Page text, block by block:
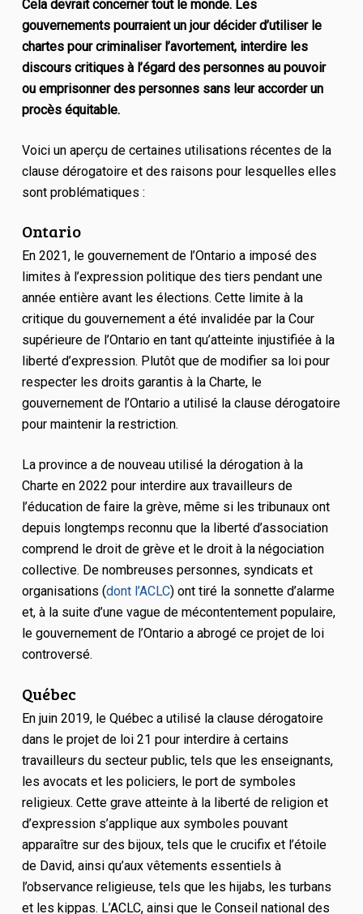
Cela devrait concerner tout le monde. Les
gouvernements pourraient un jour décider d’utiliser le
chartes pour criminaliser l’avortement, interdire les
discours critiques à l’égard des personnes au pouvoir
ou emprisonner des personnes sans leur accorder un
procès équitable.
Voici un aperçu de certaines utilisations récentes de la
clause dérogatoire et des raisons pour lesquelles elles
sont problématiques :
Ontario
En 2021, le gouvernement de l’Ontario a imposé des
limites à l’expression politique des tiers pendant une
année entière avant les élections. Cette limite à la
critique du gouvernement a été invalidée par la Cour
supérieure de l’Ontario en tant qu’atteinte injustifiée à la
liberté d’expression. Plutôt que de modifier sa loi pour
respecter les droits garantis à la Charte, le
gouvernement de l’Ontario a utilisé la clause dérogatoire
pour maintenir la restriction.
La province a de nouveau utilisé la dérogation à la
Charte en 2022 pour interdire aux travailleurs de
l’éducation de faire la grève, même si les tribunaux ont
depuis longtemps reconnu que la liberté d’association
comprend le droit de grève et le droit à la négociation
collective. De nombreuses personnes, syndicats et
organisations (dont l’ACLC) ont tiré la sonnette d’alarme
et, à la suite d’une vague de mécontentement populaire,
le gouvernement de l’Ontario a abrogé ce projet de loi
controversé.
Québec
En juin 2019, le Québec a utilisé la clause dérogatoire
dans le projet de loi 21 pour interdire à certains
travailleurs du secteur public, tels que les enseignants,
les avocats et les policiers, le port de symboles
religieux. Cette grave atteinte à la liberté de religion et
d’expression s’applique aux symboles pouvant
apparaître sur des bijoux, tels que le crucifix et l’étoile
de David, ainsi qu’aux vêtements essentiels à
l’observance religieuse, tels que les hijabs, les turbans
et les kippas. L’ACLC, ainsi que le Conseil national des